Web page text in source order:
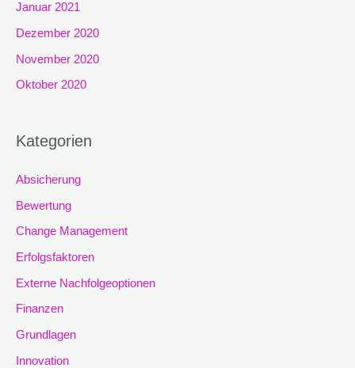
Januar 2021
Dezember 2020
November 2020
Oktober 2020
Kategorien
Absicherung
Bewertung
Change Management
Erfolgsfaktoren
Externe Nachfolgeoptionen
Finanzen
Grundlagen
Innovation